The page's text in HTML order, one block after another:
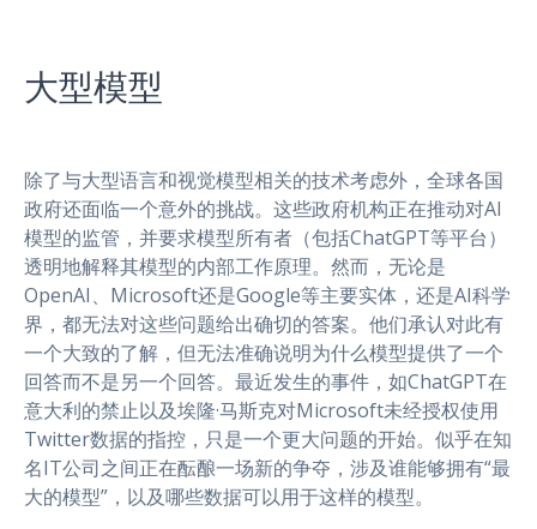
大型模型
除了与大型语言和视觉模型相关的技术考虑外，全球各国
政府还面临一个意外的挑战。这些政府机构正在推动对AI
模型的监管，并要求模型所有者（包括ChatGPT等平台）
透明地解释其模型的内部工作原理。然而，无论是
OpenAI、Microsoft还是Google等主要实体，还是AI科学
界，都无法对这些问题给出确切的答案。他们承认对此有
一个大致的了解，但无法准确说明为什么模型提供了一个
回答而不是另一个回答。最近发生的事件，如ChatGPT在
意大利的禁止以及埃隆·马斯克对Microsoft未经授权使用
Twitter数据的指控，只是一个更大问题的开始。似乎在知
名IT公司之间正在酝酿一场新的争夺，涉及谁能够拥有“最
大的模型”，以及哪些数据可以用于这样的模型。